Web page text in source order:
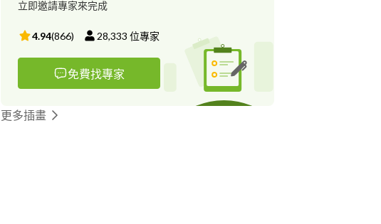
立即邀請專家來完成
4.94(866) 28,333 位專家
免費找專家
更多插畫